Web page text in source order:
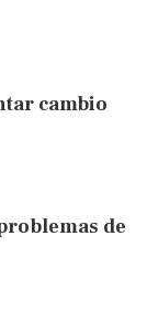
cambio
de